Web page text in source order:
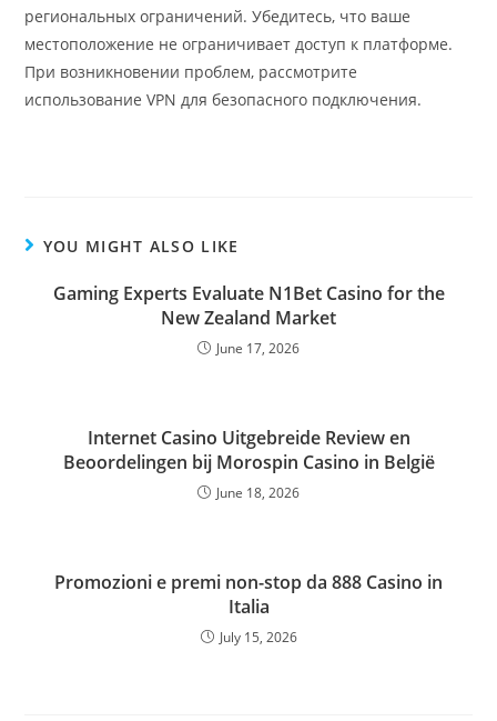
региональных ограничений. Убедитесь, что ваше
местоположение не ограничивает доступ к платформе.
При возникновении проблем, рассмотрите
использование VPN для безопасного подключения.
YOU MIGHT ALSO LIKE
Gaming Experts Evaluate N1Bet Casino for the
New Zealand Market
June 17, 2026
Internet Casino Uitgebreide Review en
Beoordelingen bij Morospin Casino in België
June 18, 2026
Promozioni e premi non-stop da 888 Casino in
Italia
July 15, 2026